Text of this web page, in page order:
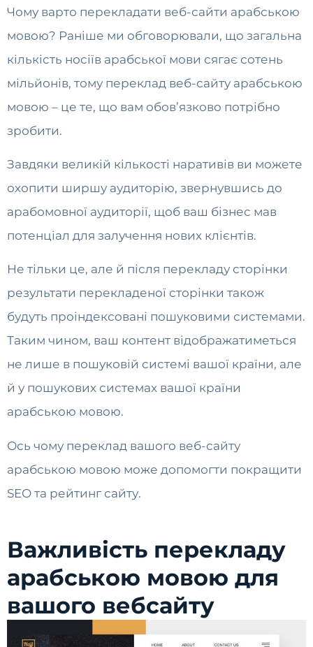
Чому варто перекладати веб-сайти арабською
мовою? Раніше ми обговорювали, що загальна
кількість носіїв арабської мови сягає сотень
мільйонів, тому переклад веб-сайту арабською
мовою – це те, що вам обов’язково потрібно
зробити.
Завдяки великій кількості наративів ви можете
охопити ширшу аудиторію, звернувшись до
арабомовної аудиторії, щоб ваш бізнес мав
потенціал для залучення нових клієнтів.
Не тільки це, але й після перекладу сторінки
результати перекладеної сторінки також
будуть проіндексовані пошуковими системами.
Таким чином, ваш контент відображатиметься
не лише в пошуковій системі вашої країни, але
й у пошукових системах вашої країни
арабською мовою.
Ось чому переклад вашого веб-сайту
арабською мовою може допомогти покращити
SEO та рейтинг сайту.
Важливість перекладу
арабською мовою для
вашого вебсайту